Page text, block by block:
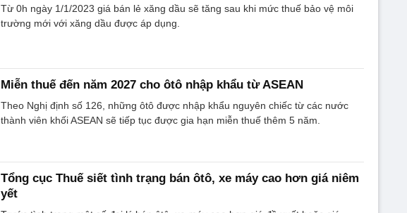
Từ 0h ngày 1/1/2023 giá bán lẻ xăng dầu sẽ tăng sau khi mức thuế bảo vệ môi
trường mới với xăng dầu được áp dụng.
Miễn thuế đến năm 2027 cho ôtô nhập khẩu từ ASEAN
Theo Nghị định số 126, những ôtô được nhập khẩu nguyên chiếc từ các nước
thành viên khối ASEAN sẽ tiếp tục được gia hạn miễn thuế thêm 5 năm.
Tổng cục Thuế siết tình trạng bán ôtô, xe máy cao hơn giá niêm
yết